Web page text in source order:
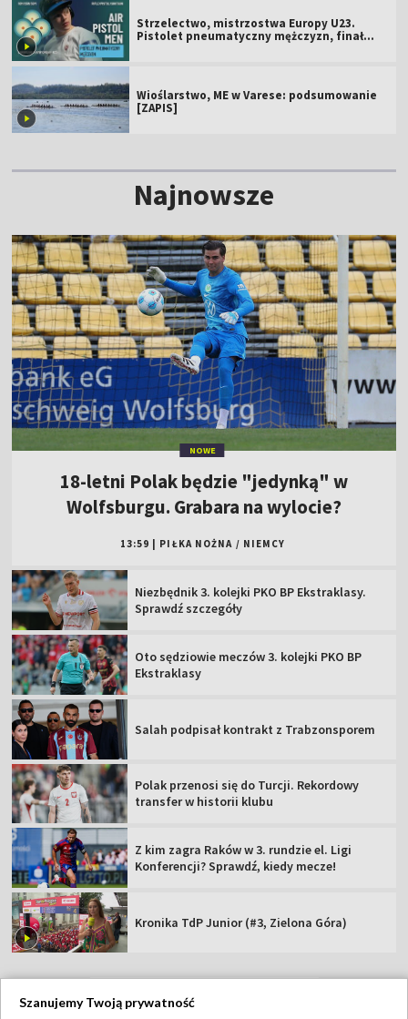
Strzelectwo, mistrzostwa Europy U23.
Pistolet pneumatyczny mężczyzn, finał
Wioślarstwo, ME w Varese: podsumowanie
[ZAPIS]
Najnowsze
NOWE
18-letni Polak będzie "jedynką" w
Wolfsburgu. Grabara na wylocie?
13:59 PIŁKA NOŻNA / NIEMCY
Niezbędnik 3. kolejki PKO BP Ekstraklasy.
Sprawdź szczegóły
Oto sędziowie meczów 3. kolejki PKO BP
Ekstraklasy
Salah podpisał kontrakt z Trabzonsporem
Polak przenosi się do Turcji. Rekordowy
transfer w historii klubu
Z kim zagra Raków w 3. rundzie el. Ligi
Konferencji? Sprawdź, kiedy mecze!
Kronika TdP Junior (#3, Zielona Góra)
Szanujemy Twoją prywatność